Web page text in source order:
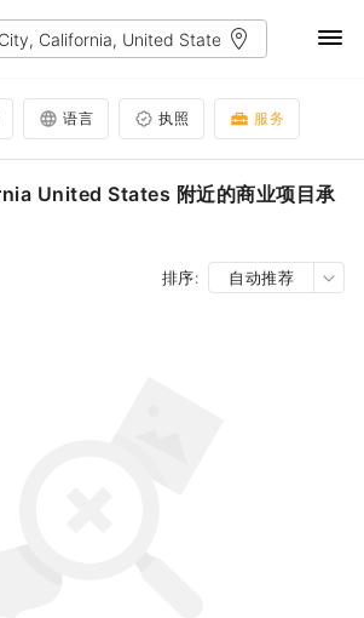
语言 执照 服务
United States 附近的商业项目承
排序: 自动推荐